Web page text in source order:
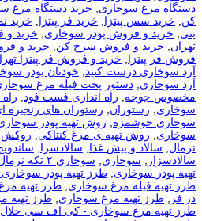
دستگاه مرغ سوخاری, خرید دستگاه مرغ
کن, خرید سس پیتزا, خرید فر پیتزا, خرید
پنی, خرید و فروش پودر سوخاری, خرید و
تهران, خرید و فروش سرخ کن, خرید و
فروش فر پیتزا, خرید و فروش فر پیتزا
آرد سوخاری درست کنید, خودتان پودر
آرد سوخاری, دستور پخت فیله مرغ
مخصوص جوجه, راه اندازی فست فود,
سوخاری, رستوران, رستوران های زنجیره
سوخاری خوشمزه, روش تهیه پودر
سوخاری, روش تهیه ی مرغ کنتاکی, روکش
نرمال, سالاد و پیش غذا, سالادسزا,
سالادسزار , سوخاری, سوخاری ۲ تکه نرمال
تهیه پودر سوخاری, طرز تهیه پودر
طرز تهیه فیله مرغ سوخاری, طرز تهیه
در فر , طرز تهیه مرغ سوخاری, طرز تهیه
طرز تهیه مرغ سوخاری - کی اف سی حلال